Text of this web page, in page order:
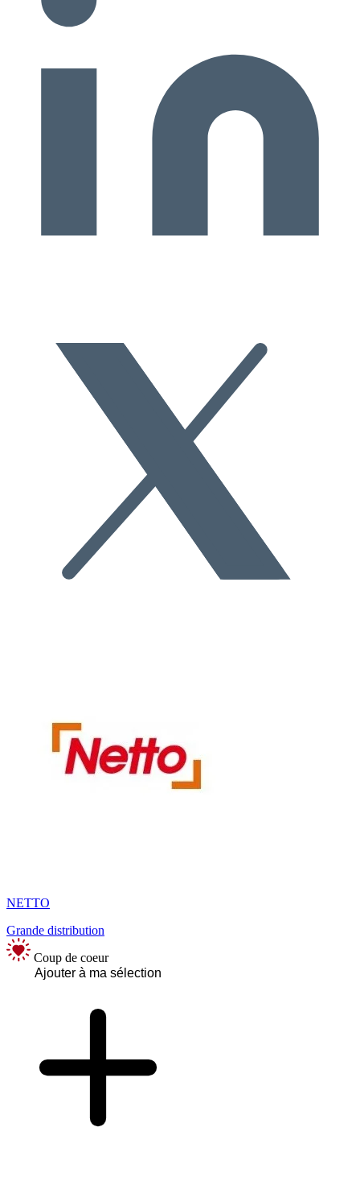
NETTO
Grande distribution
Coup de coeur
Ajouter à ma sélection